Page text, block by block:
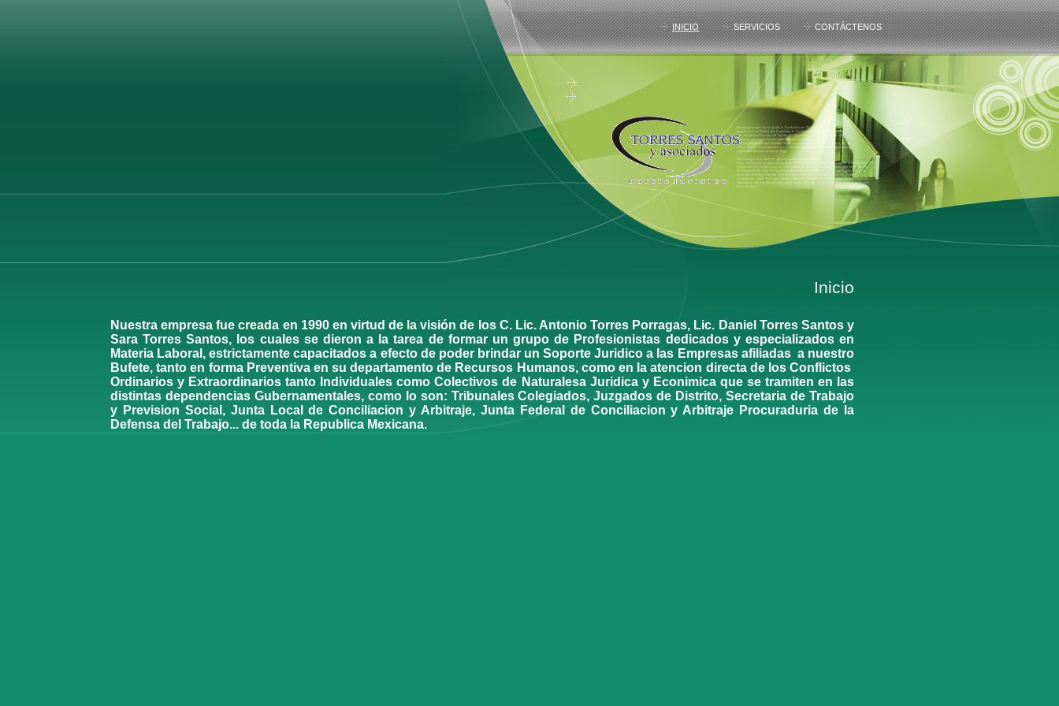
INICIO SERVICIOS CONTÁCTENOS
Inicio
Nuestra empresa fue creada en 1990 en virtud de la visión de los C. Lic. Antonio Torres Porragas, Lic. Daniel Torres Santos y
Sara Torres Santos, los cuales se dieron a la tarea de formar un grupo de Profesionistas dedicados y especializados en
Materia Laboral, estrictamente capacitados a efecto de poder brindar un Soporte Juridico a las Empresas afiliadas a nuestro
Bufete, tanto en forma Preventiva en su departamento de Recursos Humanos, como en la atencion directa de los Conflictos
Ordinarios y Extraordinarios tanto Individuales como Colectivos de Naturalesa Juridica y Econimica que se tramiten en las
distintas dependencias Gubernamentales, como lo son: Tribunales Colegiados, Juzgados de Distrito, Secretaria de Trabajo
y Prevision Social, Junta Local de Conciliacion y Arbitraje, Junta Federal de Conciliacion y Arbitraje Procuraduria de la
Defensa del Trabajo... de toda la Republica Mexicana.